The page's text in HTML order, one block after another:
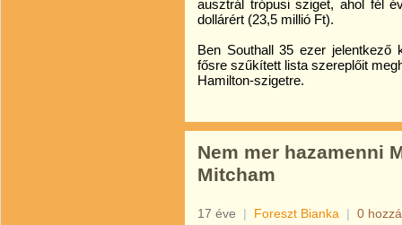
ausztrál trópusi sziget, ahol fél
dollárért (23,5 millió Ft).
Ben Southall 35 ezer jelentkező
fősre szűkített lista szereplőit
Hamilton-szigetre.
Nem mer hazamenni
Mitcham
17 éve | Foreszt Bianka | 0